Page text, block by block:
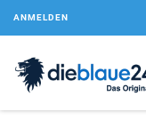
ANMELDEN